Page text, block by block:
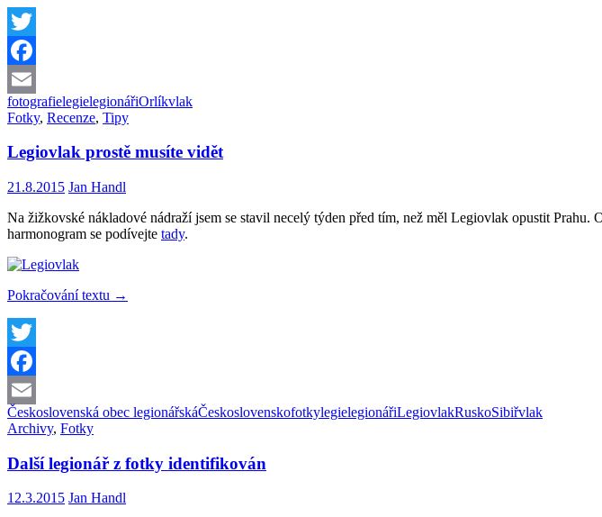
Twitter
Facebook
Email
fotografielegielegionářiOrlíkvlak
Fotky, Recenze, Tipy
Legiovlak prostě musíte vidět
21.8.2015 Jan Handl
Na žižkovské nákladové nádraží jsem se stavil necelý týden před tím, než měl Legiovlak opustit
harmonogram se podívejte tady.
Pokračování textu Legiovlak
→
Twitter
Facebook
Email
Československá obec legionářskáČeskoslovenskofotkylegielegionářiLegiovlakRuskoSibiřvlak
Archivy, Fotky
Další legionář z fotky identifikován
12.3.2015 Jan Handl